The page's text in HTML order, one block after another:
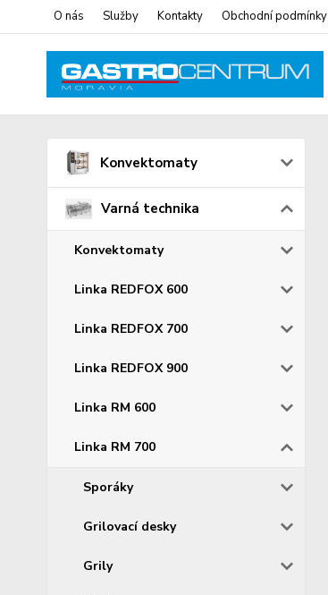
O nás Služby Kontakty Obchodní podmínky
Konvektomaty
Varná technika
Konvektomaty
Linka REDFOX 600
Linka REDFOX 700
Linka REDFOX 900
Linka RM 600
Linka RM 700
Sporáky
Grilovací desky
Grily